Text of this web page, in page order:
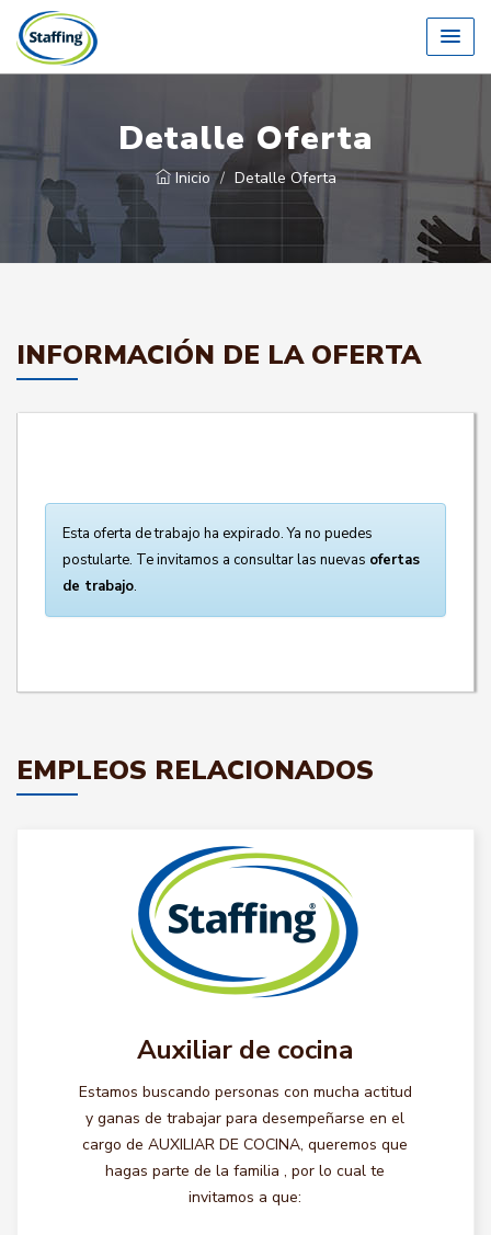
Detalle Oferta
Inicio Detalle Oferta
INFORMACIÓN DE LA OFERTA
Esta oferta de trabajo ha expirado. Ya no puedes
postularte. Te invitamos a consultar las nuevas ofertas
de trabajo.
EMPLEOS RELACIONADOS
Auxiliar de cocina
Estamos buscando personas con mucha actitud
y ganas de trabajar para desempeñarse en el
cargo de AUXILIAR DE COCINA, queremos que
hagas parte de la familia , por lo cual te
invitamos a que: